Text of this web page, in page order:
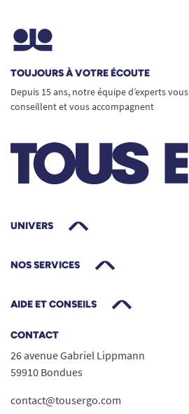
TOUJOURS À VOTRE ÉCOUTE
Depuis 15 ans, notre équipe d’experts vous
conseillent et vous accompagnent
UNIVERS
NOS SERVICES
AIDE ET CONSEILS
CONTACT
26 avenue Gabriel Lippmann
59910 Bondues
contact@tousergo.com